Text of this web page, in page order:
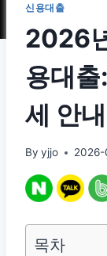
신용대출
2026
용대
세 안내
By yjjo
목차